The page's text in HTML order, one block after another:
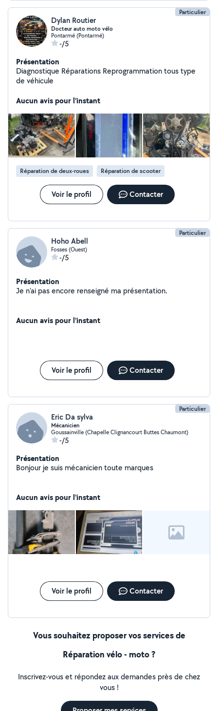
Particulier
Dylan Routier
Docteur auto moto vélo
Pontarmé (Pontarmé)
-/5
Présentation
Diagnostique Réparations Reprogrammation tous type
de véhicule
Aucun avis pour l'instant
Réparation de deux-roues Réparation de scooter
Voir le profil Contacter
Particulier
Hoho Abell
Fosses (Ouest)
-/5
Présentation
Je n'ai pas encore renseigné ma présentation.
Aucun avis pour l'instant
Voir le profil Contacter
Particulier
Eric Da sylva
Mécanicien
Goussainville (Chapelle Clignancourt Buttes Chaumont)
-/5
Présentation
Bonjour je suis mécanicien toute marques
Aucun avis pour l'instant
Voir le profil Contacter
Vous souhaitez proposer vos services de
Réparation vélo - moto ?
Inscrivez-vous et répondez aux demandes près de chez
vous !